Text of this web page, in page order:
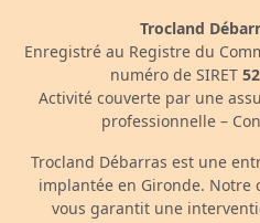
Trocland
Enregistré au Registre du
numéro de SIRET
Activité couverte par une
professionnelle –
Trocland Débarras est une
implantée en Gironde.
vous garantit une